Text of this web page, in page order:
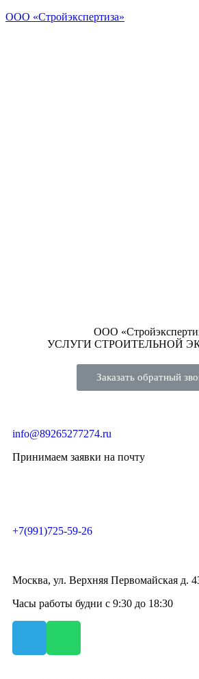
ООО «Стройэкспертиза»
ООО
УСЛУГИ СТРОИТЕЛЬНОЙ
Заказать обратный
info@89265277274.ru
Принимаем заявки на почту
+7(991)725-59-26
Москва, ул. Верхняя Первомайская д.
Часы работы будни с 9:30 до 18:30